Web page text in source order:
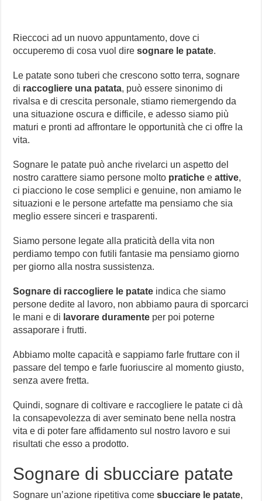
Rieccoci ad un nuovo appuntamento, dove ci
occuperemo di cosa vuol diresognare le patate.
Le patate sono tuberi che crescono sotto terra, sognare
di raccogliere una patata, può essere sinonimo di
rivalsa e di crescita personale, stiamo riemergendo da
una situazione oscura e difficile, e adesso siamo più
maturi e pronti ad affrontare le opportunità che ci offre la
vita.
Sognare le patate può anche rivelarci un aspetto del
nostro carattere siamo persone molto pratiche eattive,
ci piacciono le cose semplici e genuine, non amiamo le
situazioni e le persone artefatte ma pensiamo che sia
meglio essere sinceri e trasparenti.
Siamo persone legate alla praticità della vita non
perdiamo tempo con futili fantasie ma pensiamo giorno
per giorno alla nostra sussistenza.
Sognare di raccogliere le patate indica che siamo
persone dedite al lavoro, non abbiamo paura di sporcarci
le mani e di lavorare duramente per poi poterne
assaporare i frutti.
Abbiamo molte capacità e sappiamo farle fruttare con il
passare del tempo e farle fuoriuscire al momento giusto,
senza avere fretta.
Quindi, sognare di coltivare e raccogliere le patate ci dà
la consapevolezza di aver seminato bene nella nostra
vita e di poter fare affidamento sul nostro lavoro e sui
risultati che esso a prodotto.
Sognare di sbucciare patate
Sognare un’azione ripetitiva comesbucciare le patate,